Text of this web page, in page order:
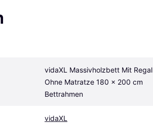
vidaXL Massivholzbett Mit Regal
Ohne Matratze 180 x 200 cm
Bettrahmen
vidaXL